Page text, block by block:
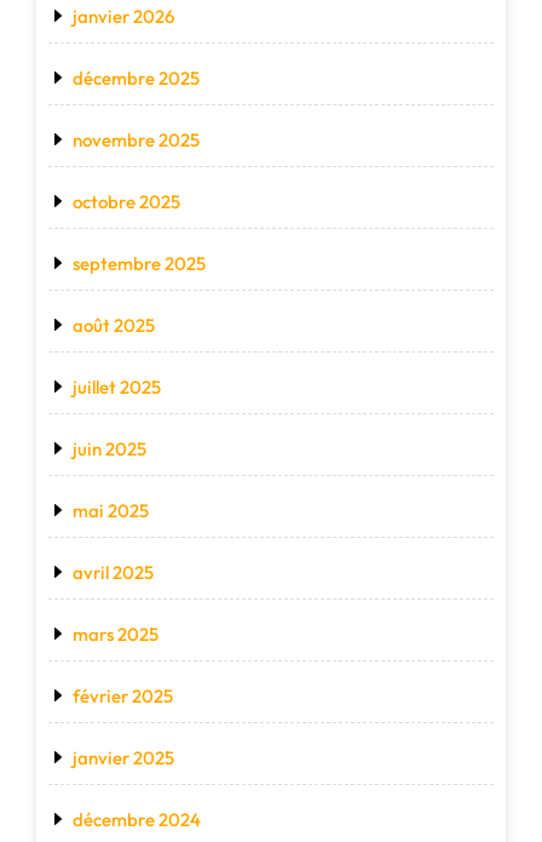
janvier 2026
décembre 2025
novembre 2025
octobre 2025
septembre 2025
août 2025
juillet 2025
juin 2025
mai 2025
avril 2025
mars 2025
février 2025
janvier 2025
décembre 2024